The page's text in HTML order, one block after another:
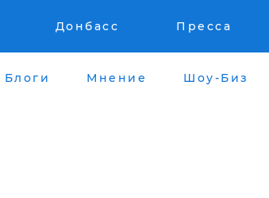
Донбасс Пресса
Блоги Мнение Шоу-Биз